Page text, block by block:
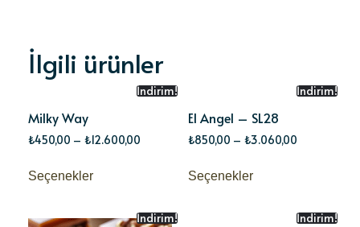
İlgili ürünler
İndirim!
Milky Way
₺450,00 – ₺12.600,00
Seçenekler
İndirim!
El Angel – SL28
₺850,00 – ₺3.060,00
Seçenekler
İndirim! İndirim!